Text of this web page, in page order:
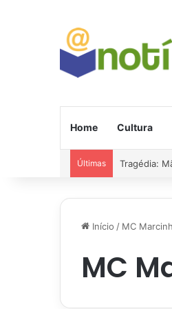
Home Cultura
Últimas Tragédia:
Início / MC
MC